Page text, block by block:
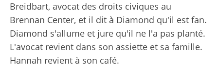
Breidbart, avocat des droits civiques au
Brennan Center, et il dit à Diamond qu'il est fan.
Diamond s'allume et jure qu'il ne l'a pas planté.
L'avocat revient dans son assiette et sa famille.
Hannah revient à son café.